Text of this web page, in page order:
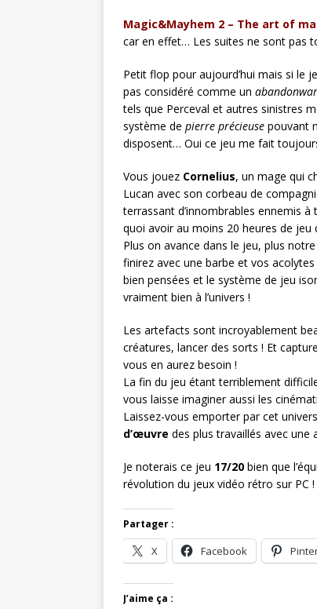
Magic&Mayhem 2 – The art of
car en effet… Les suites ne sont pas
Petit flop pour aujourd’hui mais si le
pas considéré comme un
tels que Perceval et autres sinistres
système de pierre précieuse pouvant
disposent… Oui ce jeu me fait
Vous jouez Cornelius, un mage qui
Lucan avec son corbeau de
terrassant d’innombrables ennemis
quoi avoir au moins 20 heures de jeu
Plus on avance dans le jeu, plus
finirez avec une barbe et vos
bien pensées et le système de jeu
vraiment bien à l’univers !
Les artefacts sont incroyablement
créatures, lancer des sorts ! Et
vous en aurez besoin !
La fin du jeu étant terriblement
vous laisse imaginer aussi les
Laissez-vous emporter par cet
d’œuvre des plus travaillés avec
Je noterais ce jeu 17/20 bien que
révolution du jeux vidéo rétro sur PC !
Partager :
X Facebook
J’aime ça :